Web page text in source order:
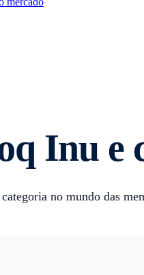
Inu
no mundo das